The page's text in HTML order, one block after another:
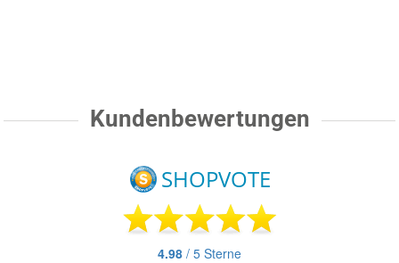
Kundenbewertungen